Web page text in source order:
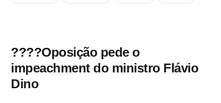
????Oposição pede o
impeachment do ministro Flávio
Dino